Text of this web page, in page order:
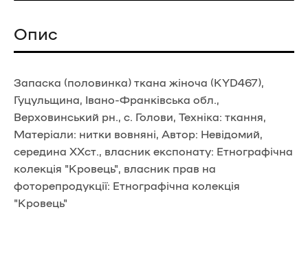
Опис
Запаска (половинка) ткана жіноча (KYD467),
Гуцульщина, Івано-Франківська обл.,
Верховинський рн., с. Голови, Техніка: ткання,
Матеріали: нитки вовняні, Автор: Невідомий,
середина ХХст., власник експонату: Етнографічна
колекція "Кровець", власник прав на
фоторепродукції: Етнографічна колекція
"Кровець"